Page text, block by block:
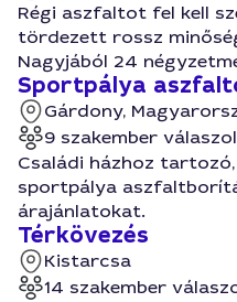
Régi aszfaltot fel kell
tördezett rossz
Nagyjából 24
Sportpálya
Gárdony,
9 szakember
Családi házhoz
sportpálya
árajánlatokat.
Térkövezés
Kistarcsa
14 szakember